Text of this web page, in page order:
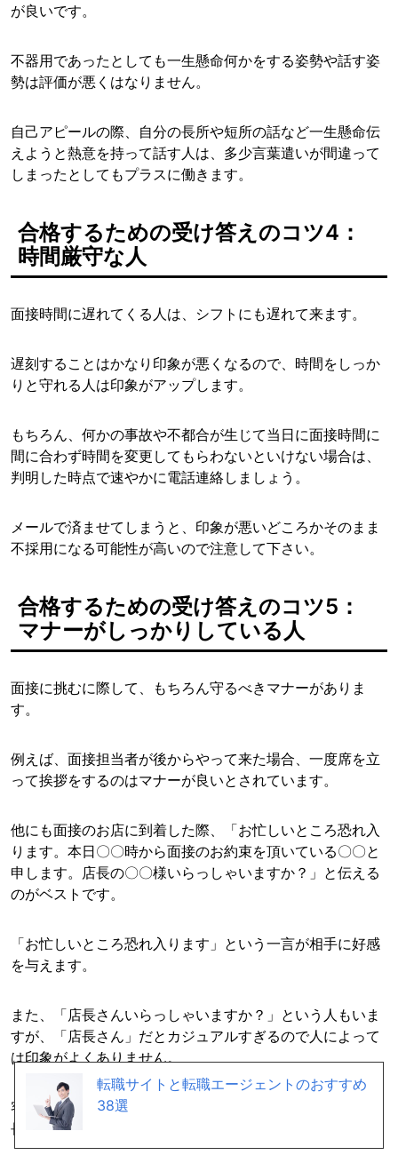
が良いです。
不器用であったとしても一生懸命何かをする姿勢や話す姿
勢は評価が悪くはなりません。
自己アピールの際、自分の長所や短所の話など一生懸命伝
えようと熱意を持って話す人は、多少言葉遣いが間違って
しまったとしてもプラスに働きます。
合格するための受け答えのコツ4：
時間厳守な人
面接時間に遅れてくる人は、シフトにも遅れて来ます。
遅刻することはかなり印象が悪くなるので、時間をしっか
りと守れる人は印象がアップします。
もちろん、何かの事故や不都合が生じて当日に面接時間に
間に合わず時間を変更してもらわないといけない場合は、
判明した時点で速やかに電話連絡しましょう。
メールで済ませてしまうと、印象が悪いどころかそのまま
不採用になる可能性が高いので注意して下さい。
合格するための受け答えのコツ5：
マナーがしっかりしている人
面接に挑むに際して、もちろん守るべきマナーがありま
す。
例えば、面接担当者が後からやって来た場合、一度席を立
って挨拶をするのはマナーが良いとされています。
他にも面接のお店に到着した際、「お忙しいところ恐れ入
ります。本日〇〇時から面接のお約束を頂いている〇〇と
申します。店長の〇〇様いらっしゃいますか？」と伝える
のがベストです。
「お忙しいところ恐れ入ります」という一言が相手に好感
を与えます。
また、「店長さんいらっしゃいますか？」という人もいま
すが、「店長さん」だとカジュアルすぎるので人によって
は印象がよくありません。
客としてではなく面接を受ける側として来た場合には「店
長さん」ではなく「店長の〇〇様」の方がベターです。
転職サイトと転職エージェントのおすすめ
38選